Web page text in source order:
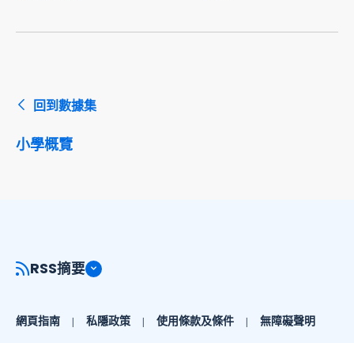
回到數據集
小學概覽
RSS摘要
網頁指南 私隱政策 使用條款及條件 無障礙聲明